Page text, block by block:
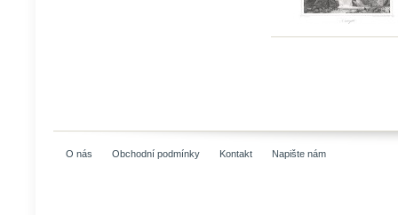
O nás Obchodní podmínky Kontakt Napište nám